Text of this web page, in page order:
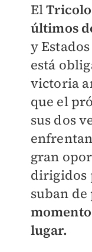
El
últimos
y
está
victoria
que el
sus dos
gran
dirigidos
suban
lugar.